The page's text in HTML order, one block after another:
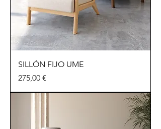
SILLÓN FIJO UME
Precio
275,00 €